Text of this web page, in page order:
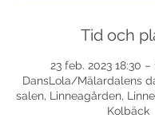
Tid och
23 feb. 2023 18:30 –
DansLola/Mälardalens
salen, Linneagården,
Kolbäck